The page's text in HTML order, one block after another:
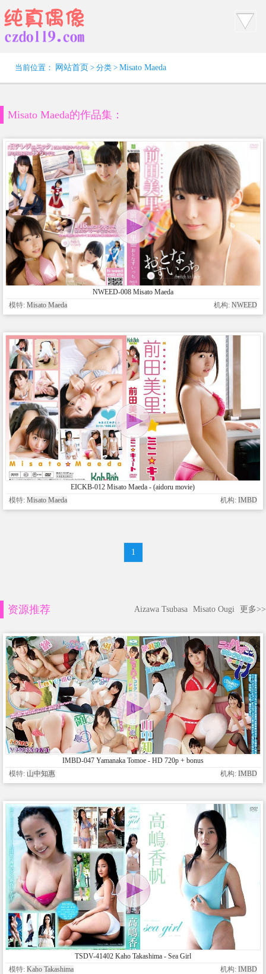
当前位置： 网站首页 > 分类 > Misato Maeda
Misato Maeda的作品集：
NWEED-008 Misato Maeda
模特: Misato Maeda 机构: NWEED
EICKB-012 Misato Maeda - (aidoru movie)
模特: Misato Maeda 机构: IMBD
1
资源推荐 Aizawa Tsubasa Misato Ougi 更多>>
IMBD-047 Yamanaka Tomoe - HD 720p + bonus
模特: 山中知惠 机构: IMBD
TSDV-41402 Kaho Takashima - Sea Girl
模特: Kaho Takashima 机构: IMBD